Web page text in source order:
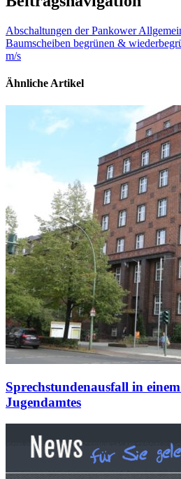
Abschaltungen der Pankower
Baumscheiben begrünen &
m/s
Ähnliche Artikel
Sprechstundenausfall in
Jugendamtes